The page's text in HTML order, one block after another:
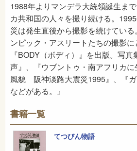
1988年よりマンデラ大統領誕生ま
カ共和国の人々を撮り続ける。
災は発生直後から撮影を続けてい
ンピック・アスリートたちの撮影
『BODY（ボディ）』を出版。写
声』、『ウブントゥ・南アフリカ
風貌 阪神淡路大震災1995』、『
などがある。』
書籍一覧
てつびん物語